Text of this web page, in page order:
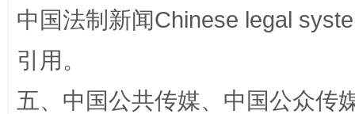
中国法制新闻Chinese legal
引用。
五、中国公共传媒、中国公众传